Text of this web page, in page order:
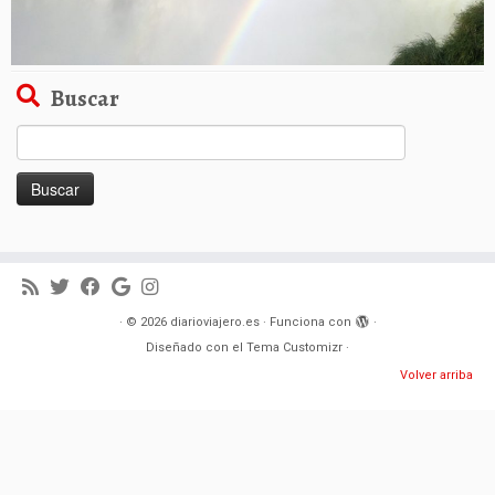
Buscar
· © 2026 diarioviajero.es· Funciona con
·
Diseñado con el Tema Customizr ·
Volver arriba